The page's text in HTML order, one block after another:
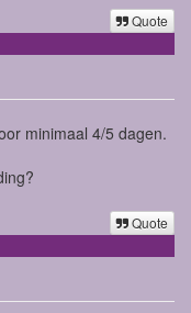
Quote
minimaal 4/5 dagen.
Quote